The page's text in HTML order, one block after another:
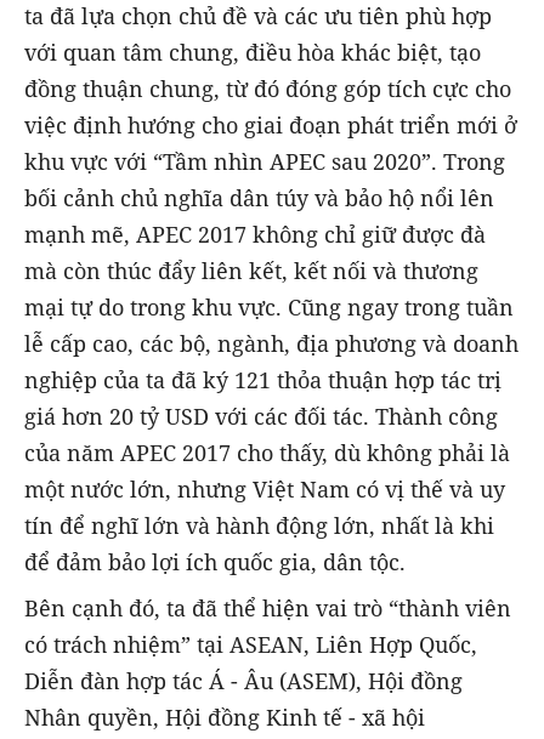
ta đã lựa chọn chủ đề và các ưu tiên phù hợp
với quan tâm chung, điều hòa khác biệt, tạo
đồng thuận chung, từ đó đóng góp tích cực cho
việc định hướng cho giai đoạn phát triển mới ở
khu vực với “Tầm nhìn APEC sau 2020”. Trong
bối cảnh chủ nghĩa dân túy và bảo hộ nổi lên
mạnh mẽ, APEC 2017 không chỉ giữ được đà
mà còn thúc đẩy liên kết, kết nối và thương
mại tự do trong khu vực. Cũng ngay trong tuần
lễ cấp cao, các bộ, ngành, địa phương và doanh
nghiệp của ta đã ký 121 thỏa thuận hợp tác trị
giá hơn 20 tỷ USD với các đối tác. Thành công
của năm APEC 2017 cho thấy, dù không phải là
một nước lớn, nhưng Việt Nam có vị thế và uy
tín để nghĩ lớn và hành động lớn, nhất là khi
để đảm bảo lợi ích quốc gia, dân tộc.
Bên cạnh đó, ta đã thể hiện vai trò “thành viên
có trách nhiệm” tại ASEAN, Liên Hợp Quốc,
Diễn đàn hợp tác Á - Âu (ASEM), Hội đồng
Nhân quyền, Hội đồng Kinh tế - xã hội